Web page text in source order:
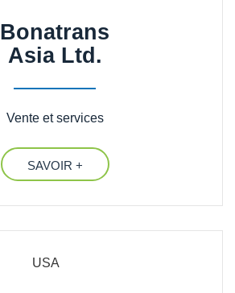
Bonatrans
Asia Ltd.
Vente et services
SAVOIR +
USA